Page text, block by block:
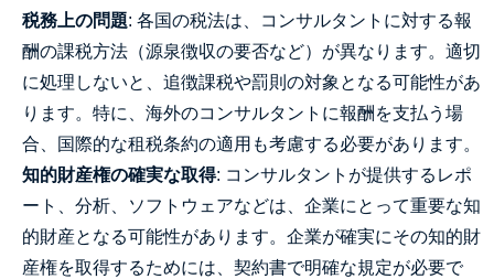
税務上の問題: 各国の税法は、コンサルタントに対する報
酬の課税方法（源泉徴収の要否など）が異なります。適切
に処理しないと、追徴課税や罰則の対象となる可能性があ
ります。特に、海外のコンサルタントに報酬を支払う場
合、国際的な租税条約の適用も考慮する必要があります。
知的財産権の確実な取得: コンサルタントが提供するレポ
ート、分析、ソフトウェアなどは、企業にとって重要な知
的財産となる可能性があります。企業が確実にその知的財
産権を取得するためには、契約書で明確な規定が必要で